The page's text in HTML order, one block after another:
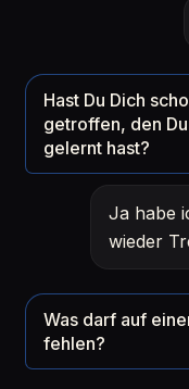
Hast Du Dich
getroffen, den
gelernt hast?
Ja habe
wieder
Was darf auf
fehlen?